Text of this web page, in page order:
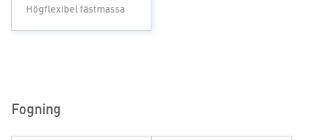
Högflexibel fästmassa
Fogning